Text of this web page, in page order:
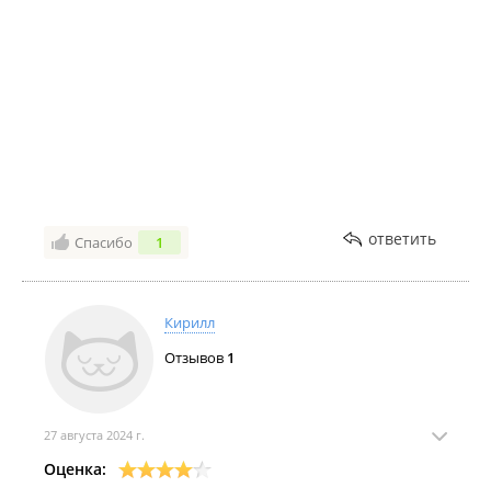
Спасибо 1 ответить
Кирилл
Отзывов 1
27 августа 2024 г.
Оценка: